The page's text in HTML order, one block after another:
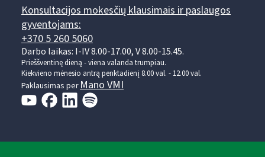
Konsultacijos mokesčių klausimais ir paslaugos
gyventojams:
+370 5 260 5060
Darbo laikas: I-IV 8.00-17.00, V 8.00-15.45.
Prieššventinę dieną - viena valanda trumpiau.
Kiekvieno mėnesio antrą penktadienį 8.00 val. - 12.00 val.
Paklausimas per Mano VMI